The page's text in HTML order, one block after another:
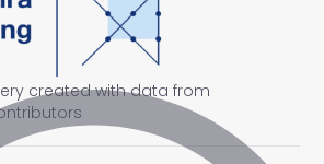
created with data from